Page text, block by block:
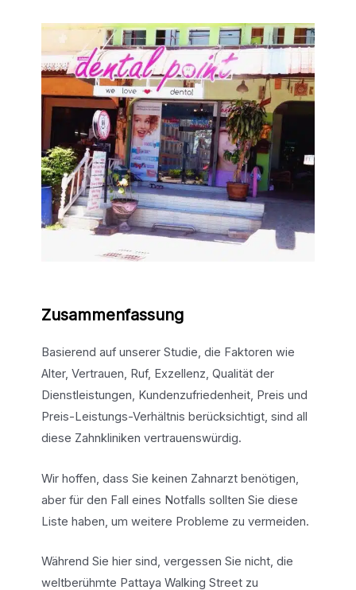
Zusammenfassung
Basierend auf unserer Studie, die Faktoren wie
Alter, Vertrauen, Ruf, Exzellenz, Qualität der
Dienstleistungen, Kundenzufriedenheit, Preis und
Preis-Leistungs-Verhältnis berücksichtigt, sind all
diese Zahnkliniken vertrauenswürdig.
Wir hoffen, dass Sie keinen Zahnarzt benötigen,
aber für den Fall eines Notfalls sollten Sie diese
Liste haben, um weitere Probleme zu vermeiden.
Während Sie hier sind, vergessen Sie nicht, die
weltberühmte Pattaya Walking Street zu